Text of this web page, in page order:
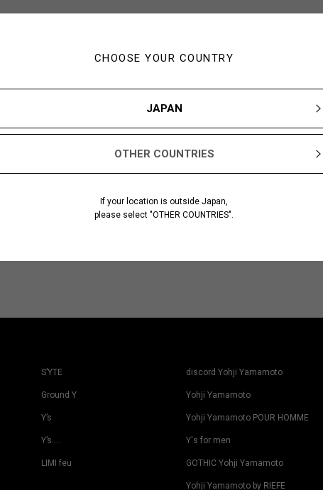
CHOOSE YOUR COUNTRY
JAPAN
OTHER COUNTRIES
If your location is outside Japan,
please select "OTHER COUNTRIES".
初めてご利用の方・会員以
S’YTE
Ground Y
Y’s
Y’s….
LIMI feu
discord Yohji Yamamoto
Yohji Yamamoto
Yohji Yamamoto POUR HOMME
Y's for men
GOTHIC Yohji Yamamoto
Yohji Yamamoto by RIEFE